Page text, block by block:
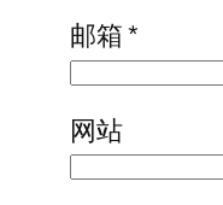
邮箱*
网站